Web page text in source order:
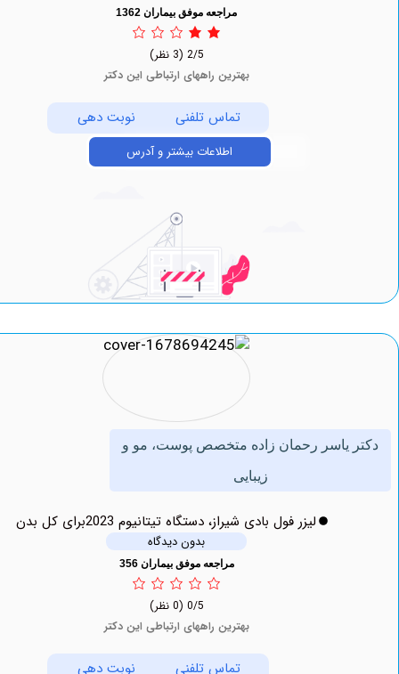
مراجعه موفق بیماران 1362
بهترین راههای ارتباطی این دکتر
تماس تلفنی نوبت دهی
اطلاعات بیشتر و آدرس
یاسر رحمان زاده متخصص پوست، مو و
لیزر فول بادی شیراز، دستگاه تیتانیوم 2023برای کل بدن
بدون دیدگاه
مراجعه موفق بیماران 356
بهترین راههای ارتباطی این دکتر
تماس تلفنی نوبت دهی